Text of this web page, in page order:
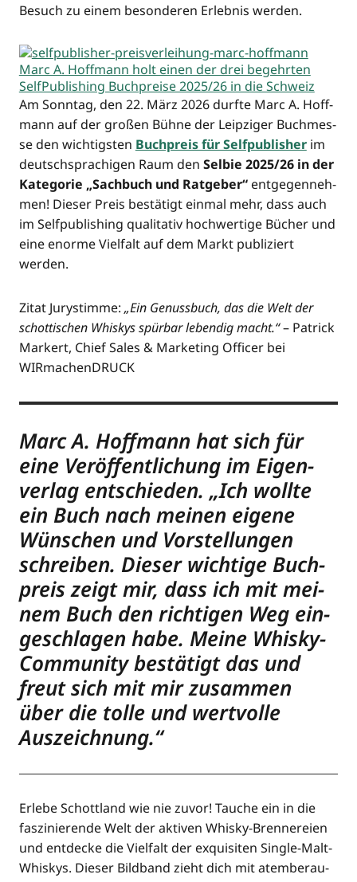
Besuch zu einem beson­de­ren Erleb­nis werden.
Am Sonn­tag, den 22. März 2026 durf­te Marc A. Hoff­
mann auf der gro­ßen Büh­ne der Leip­zi­ger Buch­mes­
se den wich­tigs­ten Buch­preis für Self­pu­blisherim
deutsch­spra­chi­gen Raum den Sel­bie 2025/26 in der
Kate­go­rie „Sach­buch und Rat­ge­ber“ ent­ge­gen­neh­
men! Die­ser Preis bestä­tigt ein­mal mehr, dass auch
im Self­pu­bli­shing qua­li­ta­tiv hoch­wer­ti­ge Bücher und
eine enor­me Viel­falt auf dem Markt publi­ziert
werden.
Zitat Jury­stim­me: „Ein Genuss­buch, das die Welt der
schot­ti­schen Whis­kys spür­bar leben­dig macht.“– Patrick
Mar­kert, Chief Sales & Mar­ke­ting Offi­cer bei
WIRmachenDRUCK
Marc A. Hoff­mann hat sich für
eine Ver­öf­fent­li­chung im Eigen­
ver­lag ent­schie­den. „Ich woll­te
ein Buch nach mei­nen eige­ne
Wün­schen und Vor­stel­lun­gen
schrei­ben. Die­ser wich­ti­ge Buch­
preis zeigt mir, dass ich mit mei­
nem Buch den rich­ti­gen Weg ein­
ge­schla­gen habe. Mei­ne Whis­ky-
Com­mu­ni­ty bestä­tigt das und
freut sich mit mir zusam­men
über die tol­le und wert­vol­le
Auszeichnung.“
Erle­be Schott­land wie nie zuvor! Tau­che ein in die
fas­zi­nie­ren­de Welt der akti­ven Whis­ky-Bren­ne­rei­en
und ent­de­cke die Viel­falt der exqui­si­ten Sin­gle-Malt-
Whis­kys. Die­ser Bild­band zieht dich mit atem­be­rau­